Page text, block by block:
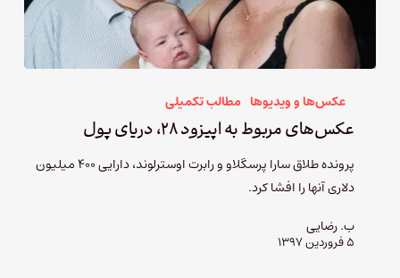
عکس‌ها و ویدیوها مطالب تکمیلی
عکس‌های مربوط به اپیزود ۲۸، دریای پول
پرونده طلاق سارا پرسگلاو و رابرت اوسترلوند، دارایی 400 میلیون
دلاری آنها را افشا کرد.
ب. رضایی
۵ فروردین ۱۳۹۷